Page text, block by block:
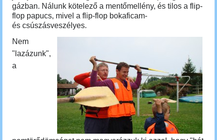
gázban. Nálunk kötelező a mentőmellény, és tilos a flip-
flop papucs, mivel a flip-flop bokaficam-
és csúszásveszélyes.
Nem
"lazázunk",
a